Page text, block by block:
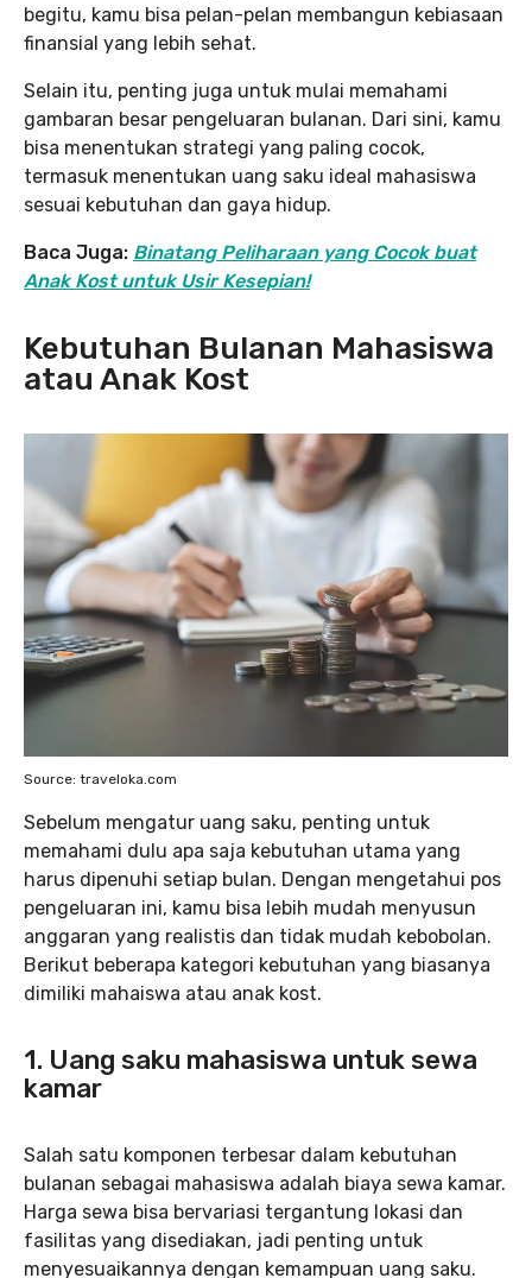
begitu, kamu bisa pelan-pelan membangun kebiasaan
finansial yang lebih sehat.
Selain itu, penting juga untuk mulai memahami
gambaran besar pengeluaran bulanan. Dari sini, kamu
bisa menentukan strategi yang paling cocok,
termasuk menentukan uang saku ideal mahasiswa
sesuai kebutuhan dan gaya hidup.
Baca Juga: Binatang Peliharaan yang Cocok buat
Anak Kost untuk Usir Kesepian!
Kebutuhan Bulanan Mahasiswa
atau Anak Kost
Source: traveloka.com
Sebelum mengatur uang saku, penting untuk
memahami dulu apa saja kebutuhan utama yang
harus dipenuhi setiap bulan. Dengan mengetahui pos
pengeluaran ini, kamu bisa lebih mudah menyusun
anggaran yang realistis dan tidak mudah kebobolan.
Berikut beberapa kategori kebutuhan yang biasanya
dimiliki mahaiswa atau anak kost.
1. Uang saku mahasiswa untuk sewa
kamar
Salah satu komponen terbesar dalam kebutuhan
bulanan sebagai mahasiswa adalah biaya sewa kamar.
Harga sewa bisa bervariasi tergantung lokasi dan
fasilitas yang disediakan, jadi penting untuk
menyesuaikannya dengan kemampuan uang saku.